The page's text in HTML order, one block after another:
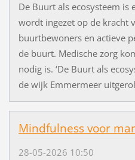
De Buurt als ecosysteem is
wordt ingezet op de kracht
buurtbewoners en actieve
de buurt. Medische zorg
nodig is. ‘De Buurt als
de wijk Emmermeer
Mindfulness voor
28-05-2026 10:50